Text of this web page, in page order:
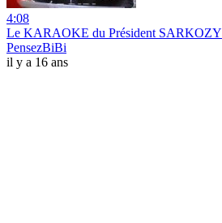
4:08
Le KARAOKE du Président SARKOZY
PensezBiBi
il y a 16 ans